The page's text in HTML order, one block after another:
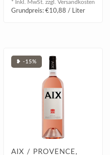
* Inkl. MwSt. zzgl. Versandkosten
Grundpreis: €10,88 / Liter
❥ -15%
AIX / PROVENCE,